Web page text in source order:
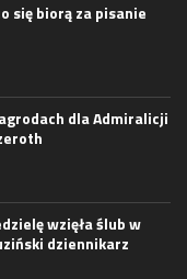
się biorą za pisanie
dla Admiralicji
wzięła ślub w
dziennikarz